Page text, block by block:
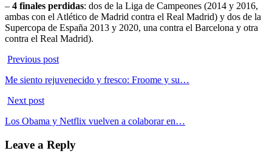
– 4 finales perdidas: dos de la Liga de Campeones (2014 y 2016,
ambas con el Atlético de Madrid contra el Real Madrid) y dos de la
Supercopa de España 2013 y 2020, una contra el Barcelona y otra
contra el Real Madrid).
Previous post
Me siento rejuvenecido y fresco: Froome y su…
Next post
Los Obama y Netflix vuelven a colaborar en…
Leave a Reply